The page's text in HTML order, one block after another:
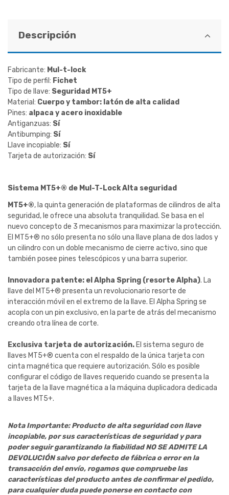
Descripción
Fabricante: Mul-t-lock
Tipo de perfil: Fichet
Tipo de llave: Seguridad MT5+
Material: Cuerpo y tambor: latón de alta calidad
Pines: alpaca y acero inoxidable
Antiganzuas: Sí
Antibumping: Sí
Llave incopiable: Sí
Tarjeta de autorización: Sí
Sistema MT5+® de Mul-T-Lock Alta seguridad
MT5+®, la quinta generación de plataformas de cilindros de alta
seguridad, le ofrece una absoluta tranquilidad. Se basa en el
nuevo concepto de 3 mecanismos para maximizar la protección.
El MT5+® no sólo presenta no sólo una llave plana de dos lados y
un cilindro con un doble mecanismo de cierre activo, sino que
también posee pines telescópicos y una barra superior.
Innovadora patente: el Alpha Spring (resorte Alpha). La
llave del MT5+® presenta un revolucionario resorte de
interacción móvil en el extremo de la llave. El Alpha Spring se
acopla con un pin exclusivo, en la parte de atrás del mecanismo
creando otra línea de corte.
Exclusiva tarjeta de autorización. El sistema seguro de
llaves MT5+® cuenta con el respaldo de la única tarjeta con
cinta magnética que requiere autorización. Sólo es posible
configurar el código de llaves requerido cuando se presenta la
tarjeta de la llave magnética a la máquina duplicadora dedicada
a llaves MT5+.
Nota Importante: Producto de alta seguridad con llave
incopiable, por sus características de seguridad y para
poder seguir garantizando la fiabilidad NO SE ADMITE LA
DEVOLUCIÓN salvo por defecto de fábrica o error en la
transacción del envío, rogamos que compruebe las
características del producto antes de confirmar el pedido,
para cualquier duda puede ponerse en contacto con